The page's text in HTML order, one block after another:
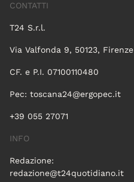
CONTATTI
T24 S.r.l.
Via Valfonda 9, 50123, Firenze
CF. e P.I. 07100110480
Pec: toscana24@ergopec.it
+39 055 27071
INFO
Redazione:
redazione@t24quotidiano.it